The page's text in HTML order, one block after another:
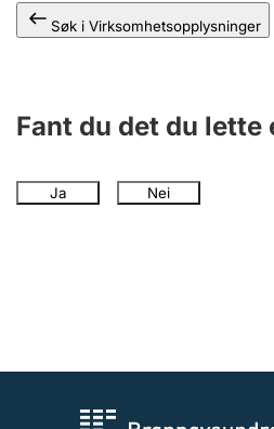
Søk i Virksomhetsopplysninger
Fant du det du lette
Ja Nei